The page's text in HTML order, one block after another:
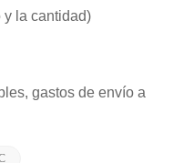
y la cantidad)
gastos de envío a